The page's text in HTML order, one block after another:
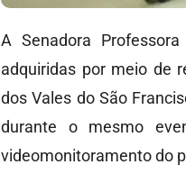
A Senadora
adquiridas por meio de
dos Vales do São
durante o mesmo
videomonitoramento do